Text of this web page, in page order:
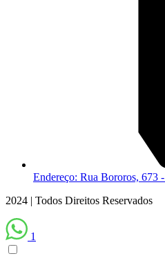
Endereço: Rua Bororos, 673
2024 | Todos Direitos Reservados
1